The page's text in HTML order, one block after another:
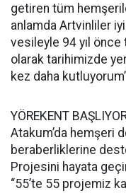
getiren tüm
anlamda Artvinliler
vesileyle 94 yıl
olarak tarihimizde
kez daha
YÖREKENT
Atakum’da hemşeri
beraberliklerine
Projesini hayata
“55’te 55 projemiz